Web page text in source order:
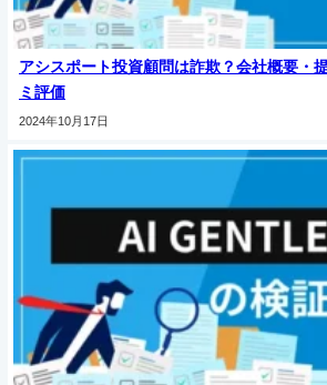
アシスポート投資顧問は詐欺？会社概要・
ミ評価
2024年10月17日